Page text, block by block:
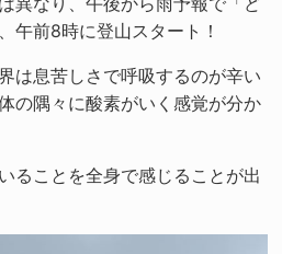
午前8時に登山スタート！
は息苦しさで呼吸するのが辛い
の隅々に酸素がいく感覚が分か
ることを全身で感じることが出